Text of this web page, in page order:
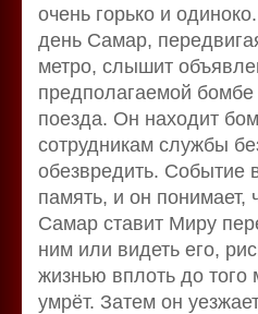
очень горько и
день Самар,
метро, слышит
предполагаемой
поезда. Он находит
сотрудникам службы
обезвредить. Событие
память, и он понимает,
Самар ставит Миру
ним или видеть его,
жизнью вплоть до того
умрёт. Затем он